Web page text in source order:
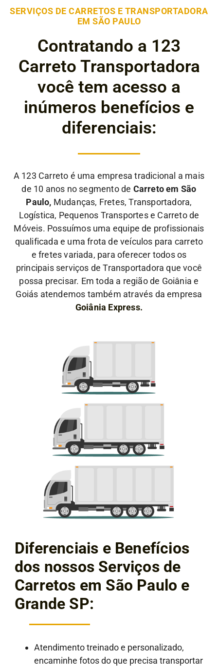
SERVIÇOS DE CARRETOS E TRANSPORTADORA
EM SÃO PAULO
Contratando a 123
Carreto Transportadora
você tem acesso a
inúmeros benefícios e
diferenciais:
A 123 Carreto é uma empresa tradicional a mais
de 10 anos no segmento de Carreto em São
Paulo, Mudanças, Fretes, Transportadora,
Logística, Pequenos Transportes e Carreto de
Móveis. Possuímos uma equipe de profissionais
qualificada e uma frota de veículos para carreto
e fretes variada, para oferecer todos os
principais serviços de Transportadora que você
possa precisar. Em toda a região de Goiânia e
Goiás atendemos também através da empresa
Goiânia Express.
Diferenciais e Benefícios
dos nossos Serviços de
Carretos em São Paulo e
Grande SP:
Atendimento treinado e personalizado,
encaminhe fotos do que precisa transportar